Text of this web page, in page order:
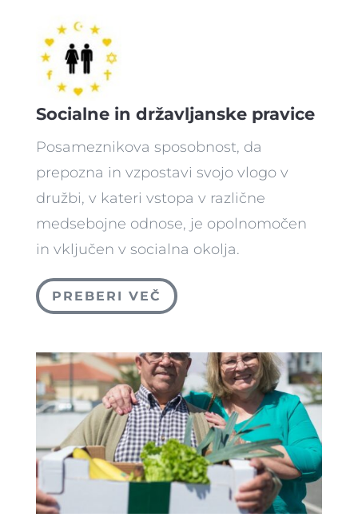
Socialne in državljanske pravice
Posameznikova sposobnost, da
prepozna in vzpostavi svojo vlogo v
družbi, v kateri vstopa v različne
medsebojne odnose, je opolnomočen
in vključen v socialna okolja.
PREBERI VEČ